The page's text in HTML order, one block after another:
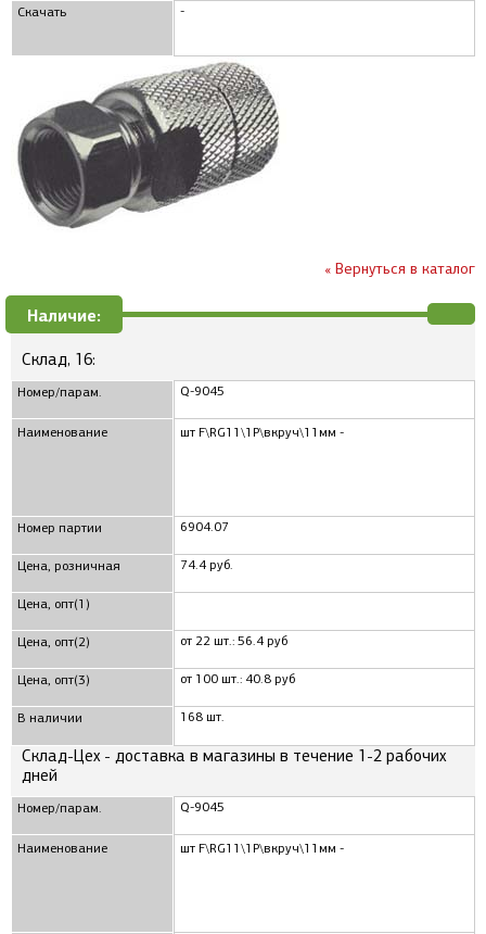
Скачать -
« Вернуться в каталог
Наличие:
Склад, 16:
Номер/парам.
Наименование
Номер партии
Цена, розничная
Цена, опт(1)
Цена, опт(2)
Цена, опт(3)
В наличии
Q-9045
шт F\RG11\1P\вкруч\11мм -
6904.07
74.4 руб.
от 22 шт.: 56.4 руб
от 100 шт.: 40.8 руб
168 шт.
Склад-Цех - доставка в магазины в течение 1-2 рабочих
дней
Номер/парам.
Наименование
Q-9045
шт F\RG11\1P\вкруч\11мм -